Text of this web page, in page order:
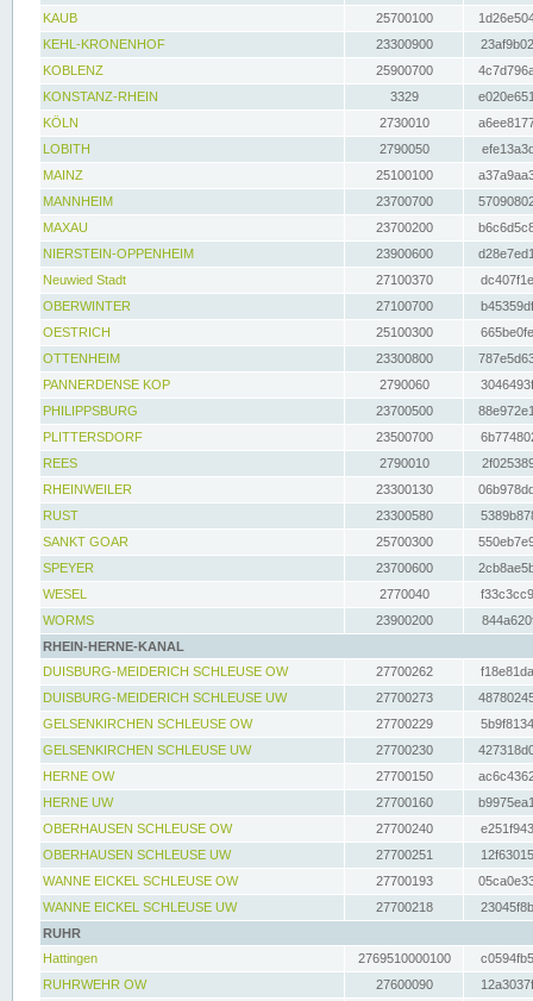
KAUB
25700100
KEHL-KRONENHOF
23300900
KOBLENZ
25900700
KONSTANZ-RHEIN
3329
KÖLN
2730010
LOBITH
2790050
MAINZ
25100100
MANNHEIM
23700700
MAXAU
23700200
NIERSTEIN-OPPENHEIM
23900600
Neuwied Stadt
27100370
OBERWINTER
27100700
OESTRICH
25100300
OTTENHEIM
23300800
PANNERDENSE KOP
2790060
PHILIPPSBURG
23700500
PLITTERSDORF
23500700
REES
2790010
RHEINWEILER
23300130
RUST
23300580
SANKT GOAR
25700300
SPEYER
23700600
WESEL
2770040
WORMS
23900200
RHEIN-HERNE-KANAL
DUISBURG-MEIDERICH SCHLEUSE OW
27700262
DUISBURG-MEIDERICH SCHLEUSE UW
27700273
GELSENKIRCHEN SCHLEUSE OW
27700229
GELSENKIRCHEN SCHLEUSE UW
27700230
HERNE OW
27700150
HERNE UW
27700160
OBERHAUSEN SCHLEUSE OW
27700240
OBERHAUSEN SCHLEUSE UW
27700251
WANNE EICKEL SCHLEUSE OW
27700193
WANNE EICKEL SCHLEUSE UW
27700218
RUHR
Hattingen
2769510000100
RUHRWEHR OW
27600090